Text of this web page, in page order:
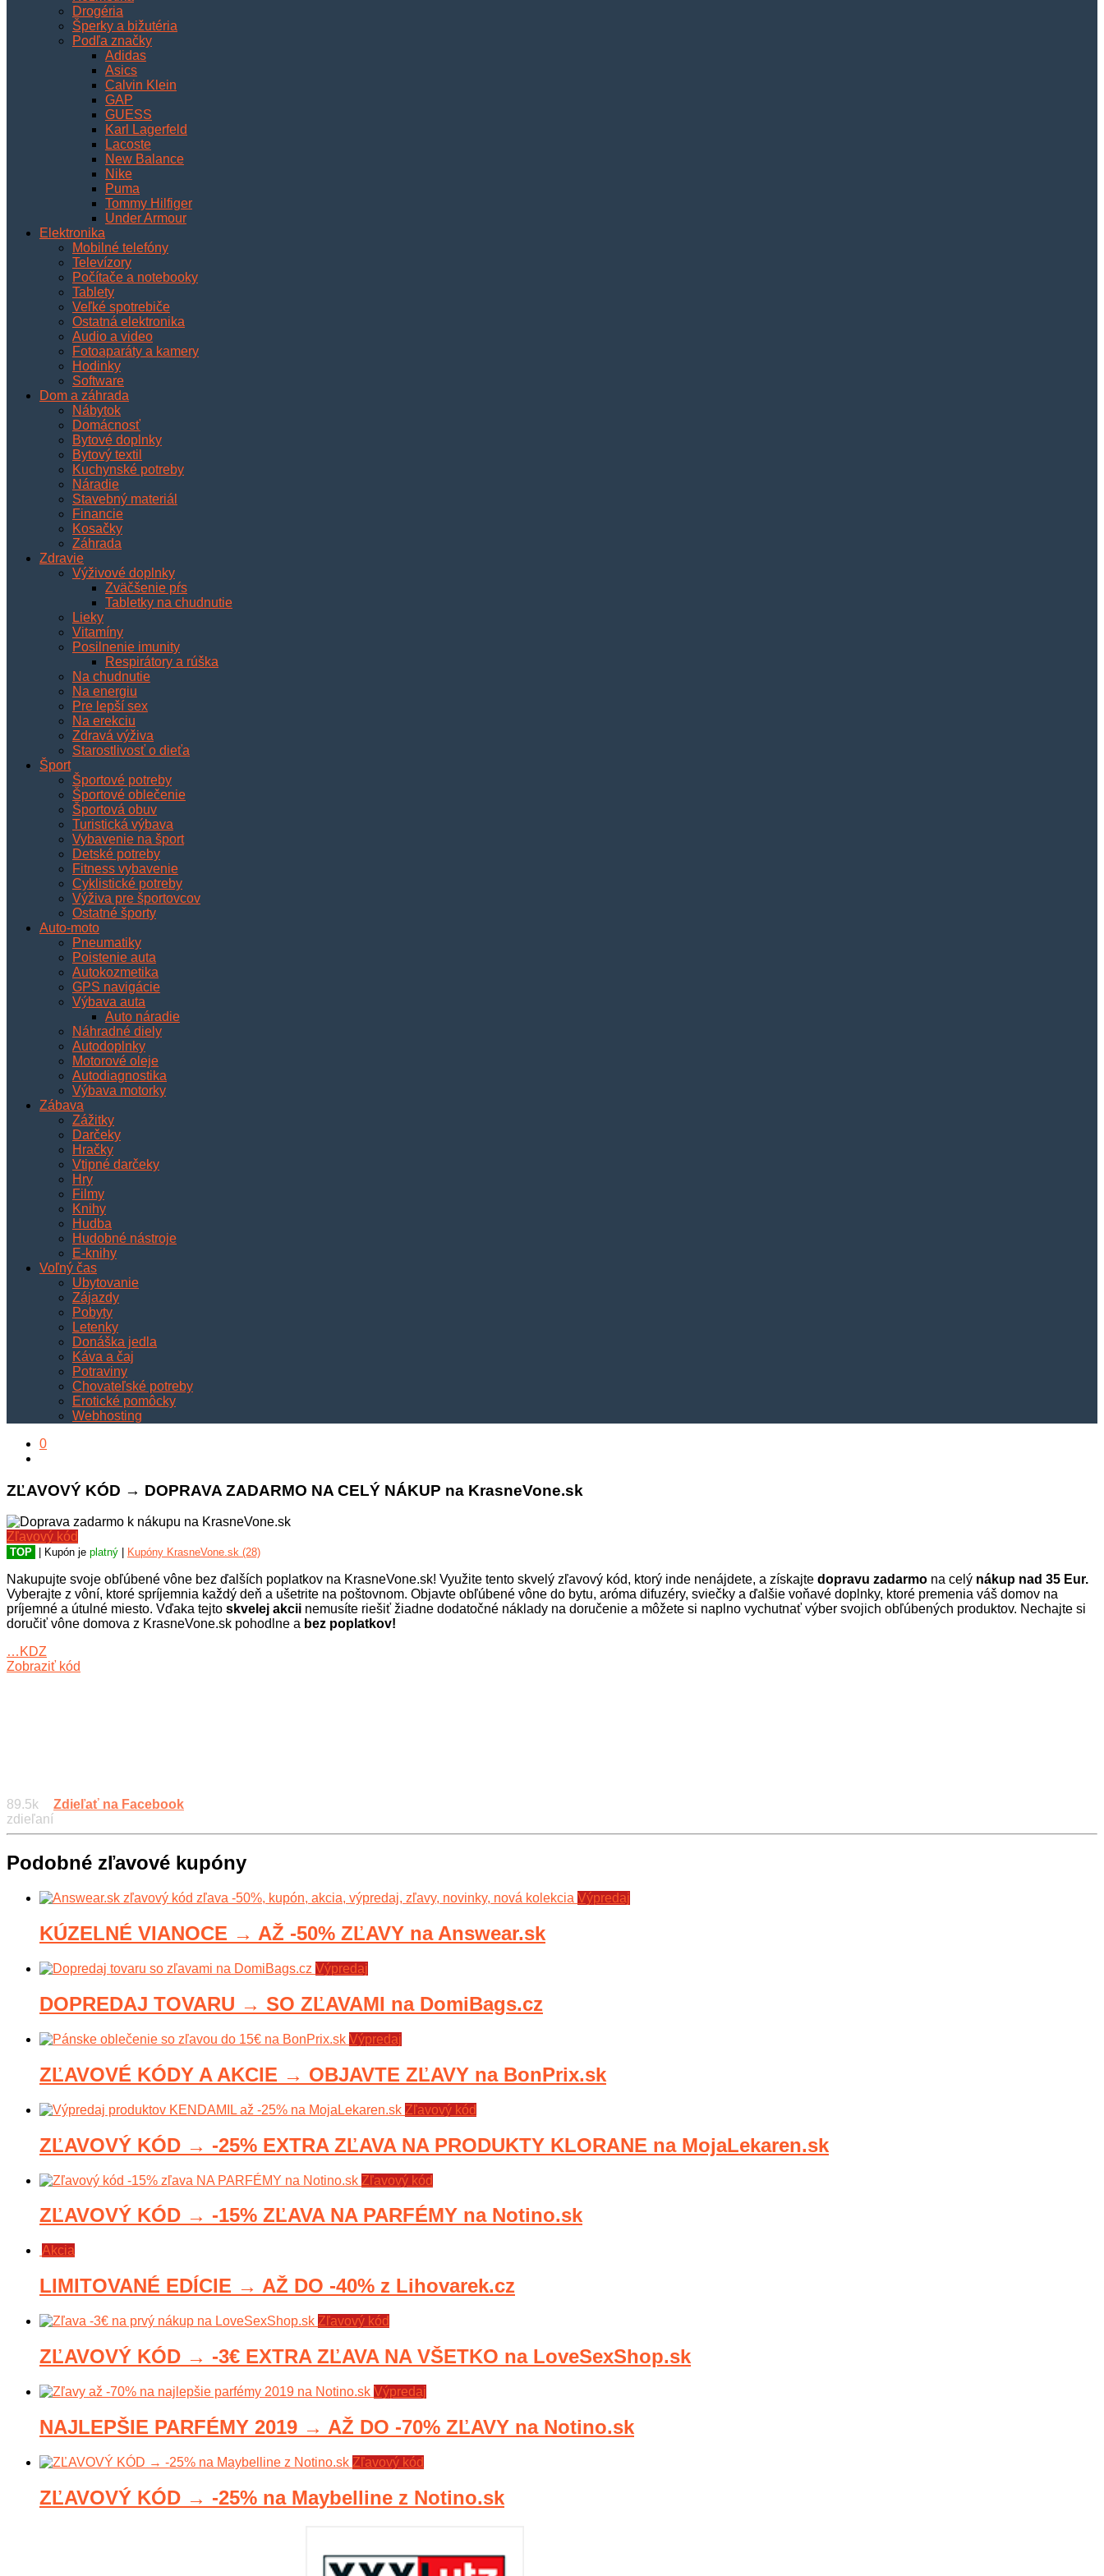
Drogéria
Šperky a bižutéria
Podľa značky
Adidas
Asics
Calvin Klein
GAP
GUESS
Karl Lagerfeld
Lacoste
New Balance
Nike
Puma
Tommy Hilfiger
Under Armour
Elektronika
Mobilné telefóny
Televízory
Počítače a notebooky
Tablety
Veľké spotrebiče
Ostatná elektronika
Audio a video
Fotoaparáty a kamery
Hodinky
Software
Dom a záhrada
Nábytok
Domácnosť
Bytové doplnky
Bytový textil
Kuchynské potreby
Náradie
Stavebný materiál
Financie
Kosačky
Záhrada
Zdravie
Výživové doplnky
Zväčšenie pŕs
Tabletky na chudnutie
Lieky
Vitamíny
Posilnenie imunity
Respirátory a rúška
Na chudnutie
Na energiu
Pre lepší sex
Na erekciu
Zdravá výživa
Starostlivosť o dieťa
Šport
Športové potreby
Športové oblečenie
Športová obuv
Turistická výbava
Vybavenie na šport
Detské potreby
Fitness vybavenie
Cyklistické potreby
Výživa pre športovcov
Ostatné športy
Auto-moto
Pneumatiky
Poistenie auta
Autokozmetika
GPS navigácie
Výbava auta
Auto náradie
Náhradné diely
Autodoplnky
Motorové oleje
Autodiagnostika
Výbava motorky
Zábava
Zážitky
Darčeky
Hračky
Vtipné darčeky
Hry
Filmy
Knihy
Hudba
Hudobné nástroje
E-knihy
Voľný čas
Ubytovanie
Zájazdy
Pobyty
Letenky
Donáška jedla
Káva a čaj
Potraviny
Chovateľské potreby
Erotické pomôcky
Webhosting
0
ZĽAVOVÝ KÓD → DOPRAVA ZADARMO NA CELÝ NÁKUP na KrasneVone.sk
Zľavový kód
TOP | Kupón je platný Kupóny KrasneVone.sk (28)
Nakupujte svoje obľúbené vône bez ďalších poplatkov na KrasneVone.sk! Využite tento skvelý zľavový kód, ktorý inde nenájdete, a získajte dopravu zadarmo na celý nákup nad 35 Eur.
Vyberajte z vôní, ktoré spríjemnia každý deň a ušetrite na poštovnom. Objavte obľúbené vône do bytu, aróma difuzéry, sviečky a ďalšie voňavé doplnky, ktoré premenia váš domov na
príjemné a útulné miesto. Vďaka tejto skvelej akcii nemusíte riešiť žiadne dodatočné náklady na doručenie a môžete si naplno vychutnať výber svojich obľúbených produktov. Nechajte si
doručiť vône domova z KrasneVone.sk pohodlne a bez poplatkov!
…KDZ
Zobraziť kód
89.5k
zdieľaní
Zdieľať na Facebook
Podobné zľavové kupóny
Výpredaj
KÚZELNÉ VIANOCE → AŽ -50% ZĽAVY na Answear.sk
Výpredaj
DOPREDAJ TOVARU → SO ZĽAVAMI na DomiBags.cz
Výpredaj
ZĽAVOVÉ KÓDY A AKCIE → OBJAVTE ZĽAVY na BonPrix.sk
Zľavový kód
ZĽAVOVÝ KÓD → -25% EXTRA ZĽAVA NA PRODUKTY KLORANE na MojaLekaren.sk
Zľavový kód
ZĽAVOVÝ KÓD → -15% ZĽAVA NA PARFÉMY na Notino.sk
Akcia
LIMITOVANÉ EDÍCIE → AŽ DO -40% z Lihovarek.cz
Zľavový kód
ZĽAVOVÝ KÓD → -3€ EXTRA ZĽAVA NA VŠETKO na LoveSexShop.sk
Výpredaj
NAJLEPŠIE PARFÉMY 2019 → AŽ DO -70% ZĽAVY na Notino.sk
Zľavový kód
ZĽAVOVÝ KÓD → -25% na Maybelline z Notino.sk